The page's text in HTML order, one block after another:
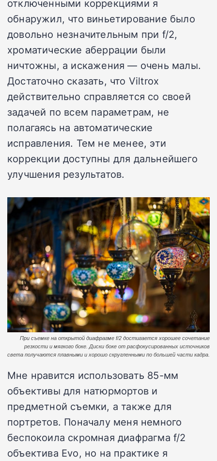
отключенными коррекциями я
обнаружил, что виньетирование было
довольно незначительным при f/2,
хроматические аберрации были
ничтожны, а искажения — очень малы.
Достаточно сказать, что Viltrox
действительно справляется со своей
задачей по всем параметрам, не
полагаясь на автоматические
исправления. Тем не менее, эти
коррекции доступны для дальнейшего
улучшения результатов.
При съемке на открытой диафрагме f/2 достигается хорошее сочетание
резкости и мягкого боке. Диски боке от расфокусированных источников
света получаются плавными и хорошо скругленными по большей части кадра.
Мне нравится использовать 85-мм
объективы для натюрмортов и
предметной съемки, а также для
портретов. Поначалу меня немного
беспокоила скромная диафрагма f/2
объектива Evo, но на практике я